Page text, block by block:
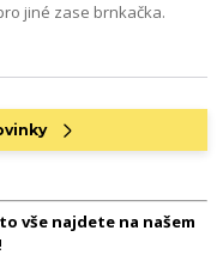
jiné zase brnkačka.
vše najdete na našem